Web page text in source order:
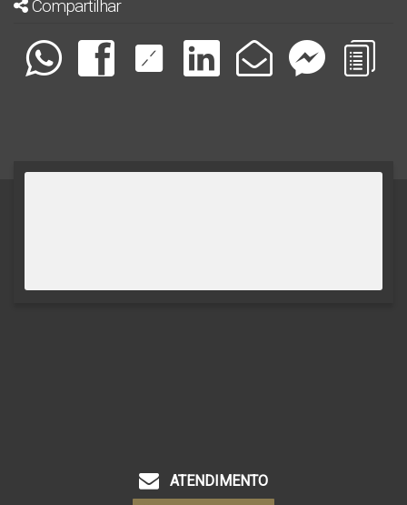
Compartilhar
ATENDIMENTO